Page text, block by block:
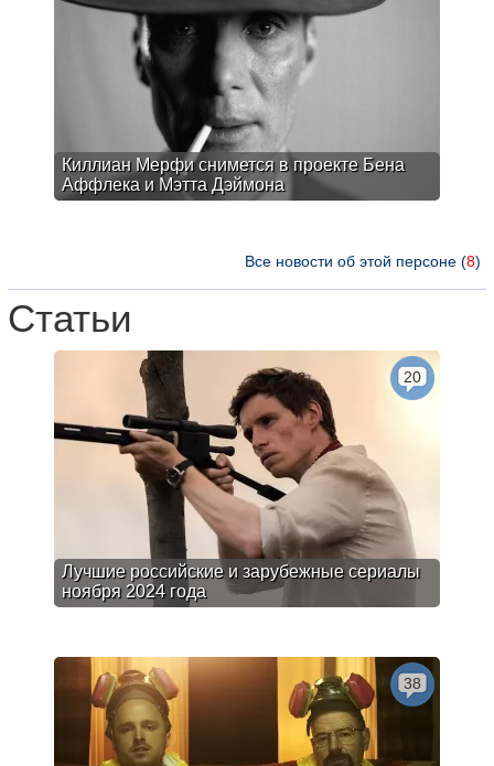
Киллиан Мерфи снимется в проекте Бена
Аффлека и Мэтта Дэймона
Все новости об этой персоне (8)
Статьи
Лучшие российские и зарубежные сериалы
ноября 2024 года
20
38